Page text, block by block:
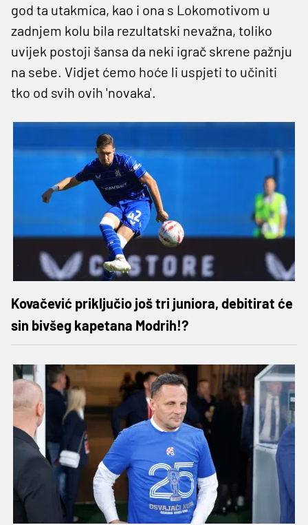
god ta utakmica, kao i ona s Lokomotivom u
zadnjem kolu bila rezultatski nevažna, toliko
uvijek postoji šansa da neki igrač skrene pažnju
na sebe. Vidjet ćemo hoće li uspjeti to učiniti
tko od svih ovih 'novaka'.
Kovačević priključio još tri juniora, debitirat će
sin bivšeg kapetana Modrih!?